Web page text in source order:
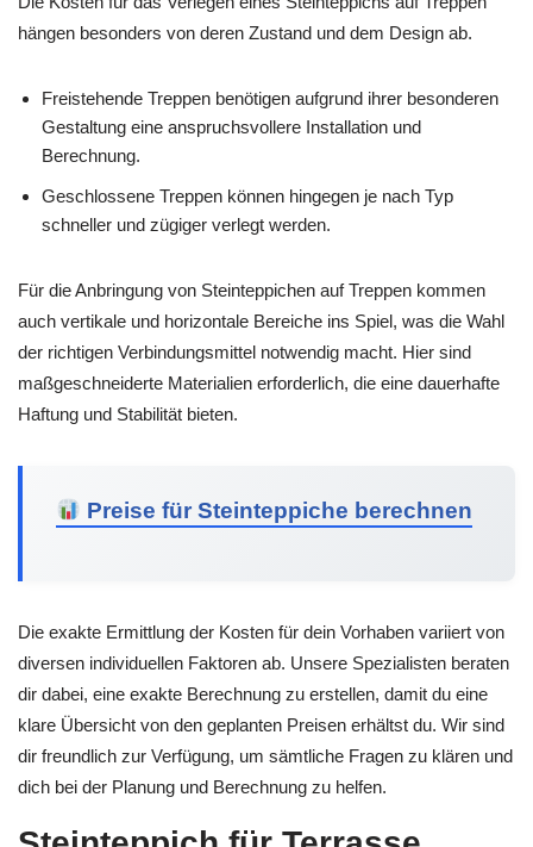
hängen besonders von deren Zustand und dem Design ab.
Freistehende Treppen benötigen aufgrund ihrer besonderen
Gestaltung eine anspruchsvollere Installation und
Berechnung.
Geschlossene Treppen können hingegen je nach Typ
schneller und zügiger verlegt werden.
Für die Anbringung von Steinteppichen auf Treppen kommen
auch vertikale und horizontale Bereiche ins Spiel, was die Wahl
der richtigen Verbindungsmittel notwendig macht. Hier sind
maßgeschneiderte Materialien erforderlich, die eine dauerhafte
Haftung und Stabilität bieten.
Preise für Steinteppiche berechnen
Die exakte Ermittlung der Kosten für dein Vorhaben variiert von
diversen individuellen Faktoren ab. Unsere Spezialisten beraten
dir dabei, eine exakte Berechnung zu erstellen, damit du eine
klare Übersicht von den geplanten Preisen erhältst du. Wir sind
dir freundlich zur Verfügung, um sämtliche Fragen zu klären und
dich bei der Planung und Berechnung zu helfen.